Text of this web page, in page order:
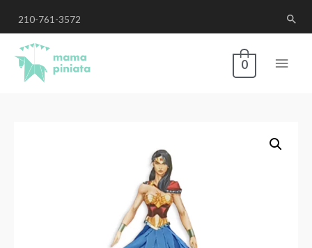
210-761-3572
0